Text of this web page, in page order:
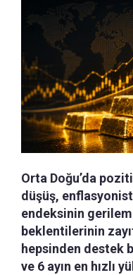
Orta Doğu’da
düşüş,
endeksinin
beklentilerinin
hepsinden destek
ve 6 ayın en hızlı